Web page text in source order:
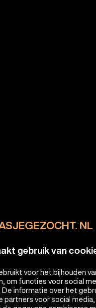
NL
gebruik van
voor het bijhouden
om functies voor social
informatie over het
voor social media,